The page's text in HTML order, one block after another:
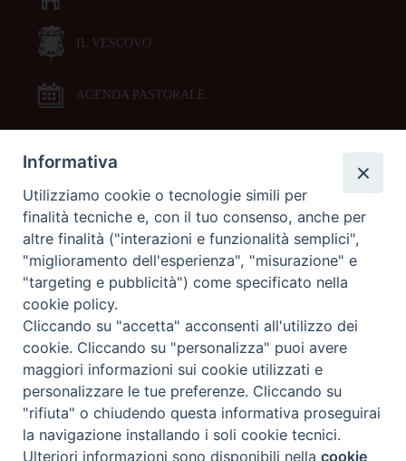
IL VESCOVO
AGENDA PASTORALE
DOCUMENTI PASTORALI
ORARI MESSE
LITURGIA DELLE ORE
GALLERIE FOTOGRAFICHE
GALLERIE VIDEO
Preferenze Cookie
Informativa
Utilizziamo cookie o tecnologie simili per
finalità tecniche e, con il tuo consenso, anche per
altre finalità ("interazioni e funzionalità semplici",
"miglioramento dell'esperienza", "misurazione" e
"targeting e pubblicità") come specificato nella
cookie policy.
Cliccando su "accetta" acconsenti all'utilizzo dei
cookie. Cliccando su "personalizza" puoi avere
maggiori informazioni sui cookie utilizzati e
personalizzare le tue preferenze. Cliccando su
"rifiuta" o chiudendo questa informativa proseguirai
la navigazione installando i soli cookie tecnici.
Ulteriori informazioni sono disponibili nellacookie